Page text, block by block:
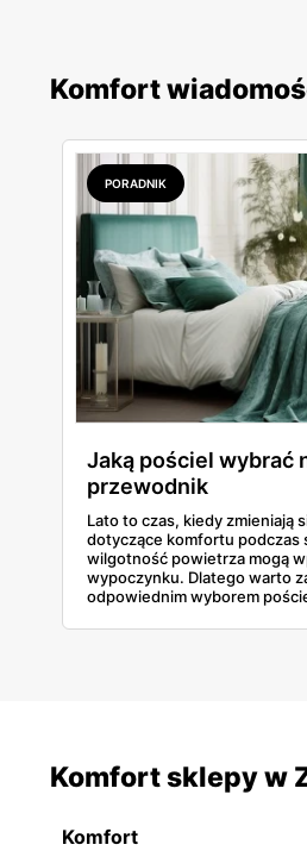
Komfort
PORADNIK
Jaką pościel wybrać
przewodnik
Lato to czas, kiedy zmieniają
dotyczące komfortu podczas
wilgotność powietrza mogą
wypoczynku. Dlatego warto
odpowiednim wyborem
Komfort sklepy w
Komfort